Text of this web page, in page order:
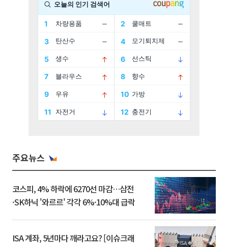
주요뉴스
코스피, 4% 하락에 6270선 마감…삼전
·SK하닉 '와르르' 각각 6%·10%대 급락
ISA 계좌, 5년마다 깨라고요? [이슈크래